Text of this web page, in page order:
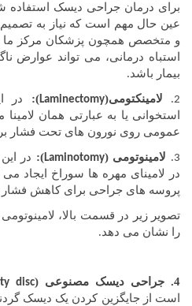
برای درمان جراحی دیسک استفاده
عین حال مهم است که نیاز به
و متخصص همچون پزشکان مرکز ما
استباه درمانی، می تواند عوارض
بیمار باشد.
2
. لامینکتومی(Laminectomy
): در
استخوانی یا به عبارتی همان
عمومی روی نورون های تحت فشار
3
. لامینوتومی (Laminotomy
): در
در لامینای مهره ها سوراخ ایجاد
پروسه های جراحی برای کاهش
تصویر زیر در قسمت بالا،
را نشان می دهد.
4. جراحی دیسک مصنوعی ( disc
است از جایگزین کردن یک دیسک